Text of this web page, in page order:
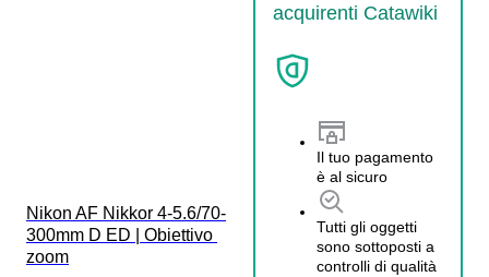
acquirenti Catawiki
Il tuo pagamento
è al sicuro
Tutti gli oggetti
sono sottoposti a
controlli di qualità
Nikon AF Nikkor 4-5.6/70-
300mm D ED | Obiettivo
zoom